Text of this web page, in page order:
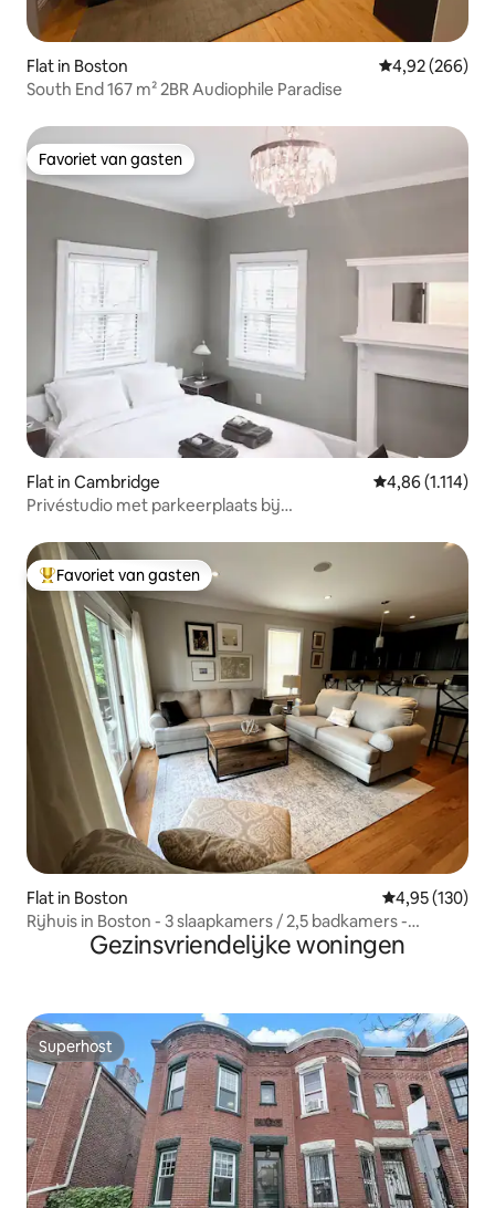
Flat in Boston Gemiddelde
4,92 (266)
South End 167 m² 2BR Audiophile Paradise
Favoriet van gasten
Favoriet van gasten
Flat in Cambridge Gemiddelde
4,86 (1.114)
Privéstudio met parkeerplaats bij
Topfavoriet van gasten
Favoriet van gasten
Flat in Boston Gemiddelde
4,95 (130)
Rijhuis in Boston - 3 slaapkamers / 2,5 badkamers -
Seaport BCECGezinsvriendelijke woningen
Superhost
Superhost